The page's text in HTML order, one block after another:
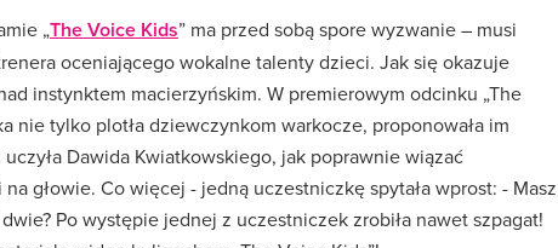
„The Voice Kids” ma przed sobą spore wyzwanie – musi
oceniającego wokalne talenty dzieci. Jak się okazuje
instynktem macierzyńskim. W premierowym odcinku „The
nie tylko plotła dziewczynkom warkocze, proponowała im
Dawida Kwiatkowskiego, jak poprawnie wiązać
głowie. Co więcej - jedną uczestniczkę spytała wprost: - Masz
Po występie jednej z uczestniczek zrobiła nawet szpagat!